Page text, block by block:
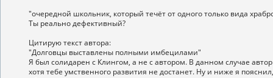
"очередной школьник, который течёт от одного только вида
Ты реально дефективный?
Цитирую текст автора:
"Долговцы выставлены полными имбецилами"
Я был солидарен с Клингом, а не с автором. В данном случае
хотя тебе умственного развития не достанет. Ну и ниже я